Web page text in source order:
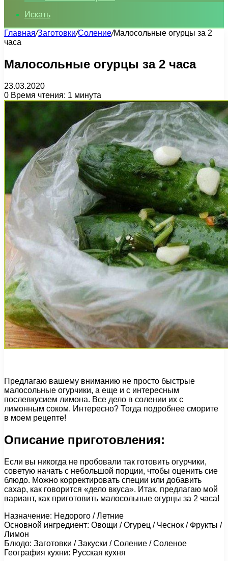
Искать
Главная/Заготовки/Соление/Малосольные огурцы за 2
часа
Малосольные огурцы за 2 часа
23.03.2020
0 Время чтения: 1 минута
Предлагаю вашему вниманию не просто быстрые
малосольные огурчики, а еще и с интересным
послевкусием лимона. Все дело в солении их с
лимонным соком. Интересно? Тогда подробнее сморите
в моем рецепте!
Описание приготовления:
Если вы никогда не пробовали так готовить огурчики,
советую начать с небольшой порции, чтобы оценить сие
блюдо. Можно корректировать специи или добавить
сахар, как говорится «дело вкуса». Итак, предлагаю мой
вариант, как приготовить малосольные огурцы за 2 часа!
Назначение: Недорого / Летние
Основной ингредиент: Овощи / Огурец / Чеснок / Фрукты /
Лимон
Блюдо: Заготовки / Закуски / Соление / Соленое
География кухни: Русская кухня